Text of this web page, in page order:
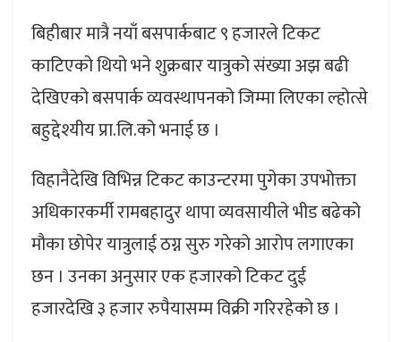
बिहीबार मात्रै नयाँ बसपार्कबाट ९ हजारले टिकट
काटिएको थियो भने शुक्रबार यात्रुको संख्या अझ बढी
देखिएको बसपार्क व्यवस्थापनको जिम्मा लिएका ल्होत्से
बहुद्देश्यीय प्रा.लि.को भनाई छ ।
विहानैदेखि विभिन्न टिकट काउन्टरमा पुगेका उपभोक्ता
अधिकारकर्मी रामबहादुर थापा व्यवसायीले भीड बढेको
मौका छोपेर यात्रुलाई ठग्न सुरु गरेको आरोप लगाएका
छन । उनका अनुसार एक हजारको टिकट दुई
हजारदेखि ३ हजार रुपैयासम्म विक्री गरिरहेको छ ।